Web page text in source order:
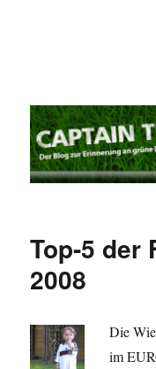
Top-5 der
2008
Die
im